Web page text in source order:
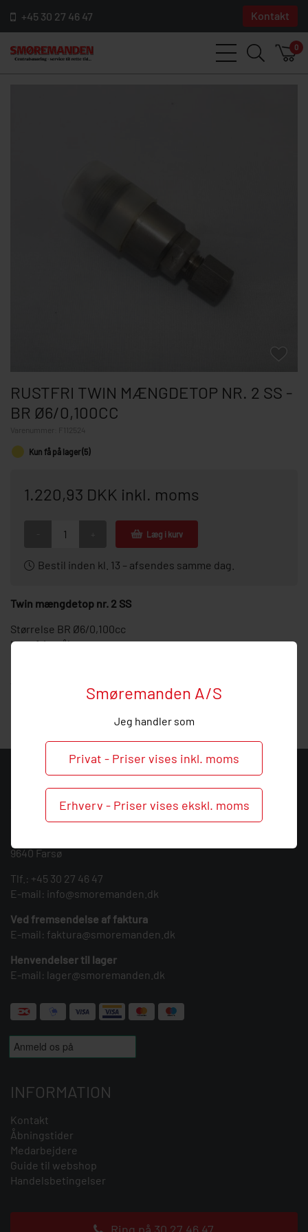
Smøremanden A/S
Jeg handler som
Privat - Priser vises inkl. moms
Erhverv - Priser vises ekskl. moms
+45 30 27 46 47 Kontakt
0
RUSTFRI TWIN MÆNGDETOP NR. 2 SS -
BR Ø6/0,100CC
F112524
Kun få på lager (5)
1.220,93 DKK inkl. moms
Læg i kurv
Bestil inden kl. 13 – afsendes samme dag.
Twin mængdetop nr. 2 SS
Størrelse BR Ø6/0,100cc
I rustfrit stål
denne mængdetop.
KONTAKT
Smøremanden A/S
CVR: 39683717
9640 Farsø
Tlf.: +45 30 27 46 47
E-mail: info@smoremanden.dk
Ved fremsendelse af faktura
E-mail: faktura@smoremanden.dk
Henvendelser til lager
E-mail: lager@smoremanden.dk
INFORMATION
Kontakt
Åbningstider
Medarbejdere
Guide til webshop
Handelsbetingelser